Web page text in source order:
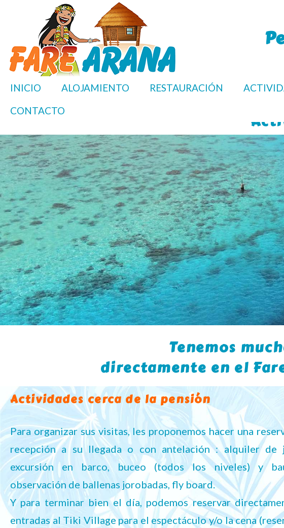
INICIO ALOJAMIENTO RESTAURACIÓN
CONTACTO
Tenemos
directamente en el
Actividades cerca de la pensión
Para organizar sus visitas, les proponemos hacer una
recepción a su llegada o con antelación : alquiler de
excursión en barco, buceo (todos los niveles) y
observación de ballenas jorobadas, fly board.
Y para terminar bien el día, podemos reservar
entradas al Tiki Village para el espectáculo y/o la cena